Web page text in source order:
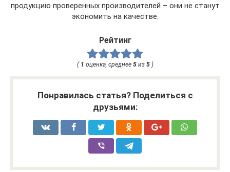
продукцию проверенных производителей – они не станут
экономить на качестве.
Рейтинг
( 1 оценка, среднее 5из 5)
Понравилась статья? Поделиться с
друзьями: